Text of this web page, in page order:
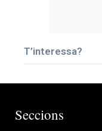
T’interessa?
Seccions